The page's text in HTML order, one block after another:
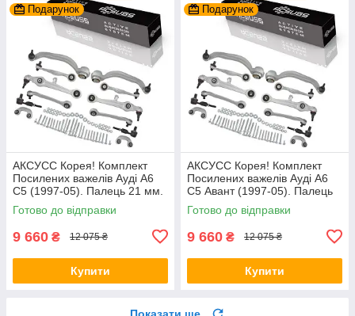
Подарунок
АКСУСС Корея! Комплект
Посилених важелів Ауді А6
С5 (1997-05). Палець 21 мм.
27421 01 , 8D0498998B ,
1160500029/HD
Готово до відправки
9 660 ₴ 12 075 ₴
Купити
Подарунок
АКСУСС Корея! Комплект
Посилених важелів Ауді А6
С5 Авант (1997-05). Палець
21 мм. 27421 01 ,
8D0498998B ,
Готово до відправки
9 660 ₴ 12 075 ₴
Купити